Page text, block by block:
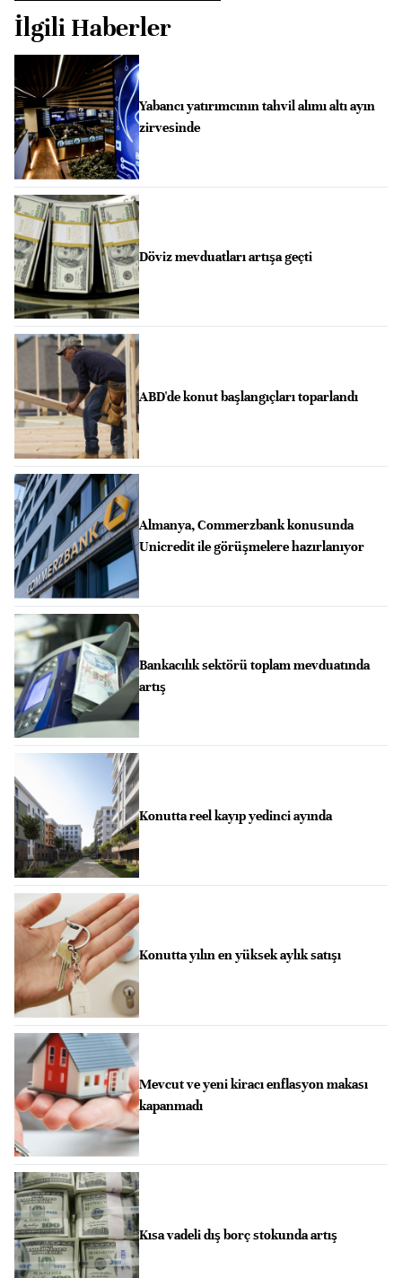
İlgili Haberler
Yabancı yatırımcının tahvil alımı altı ayın
zirvesinde
Döviz mevduatları artışa geçti
ABD'de konut başlangıçları toparlandı
Almanya, Commerzbank konusunda
Unicredit ile görüşmelere hazırlanıyor
Bankacılık sektörü toplam mevduatında
artış
Konutta reel kayıp yedinci ayında
Konutta yılın en yüksek aylık satışı
Mevcut ve yeni kiracı enflasyon makası
kapanmadı
Kısa vadeli dış borç stokunda artış